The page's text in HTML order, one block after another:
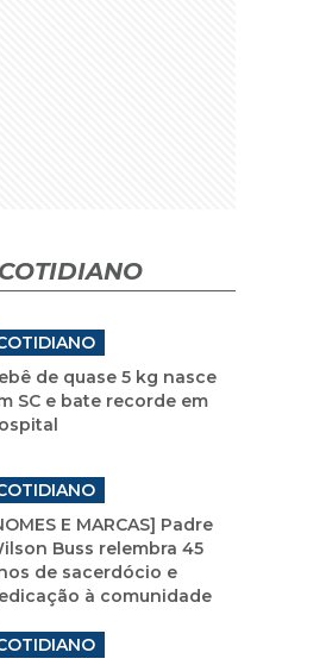
de quase 5 kg nasce
SC e bate recorde em
E MARCAS] Padre
Buss relembra 45
de sacerdócio e
à comunidade